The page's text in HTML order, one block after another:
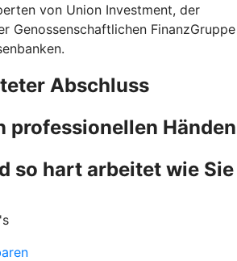
von Union Investment, der
Genossenschaftlichen FinanzGruppe
Abschluss
professionellen Händen
so hart arbeitet wie Sie